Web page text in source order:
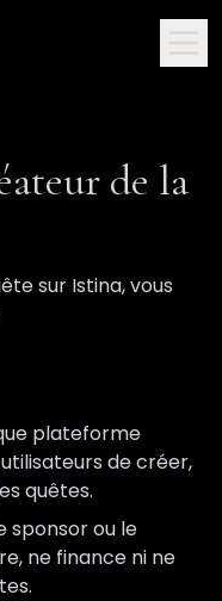
de la
sur Istina, vous
plateforme
de créer,
quêtes.
sponsor ou le
ne finance ni ne